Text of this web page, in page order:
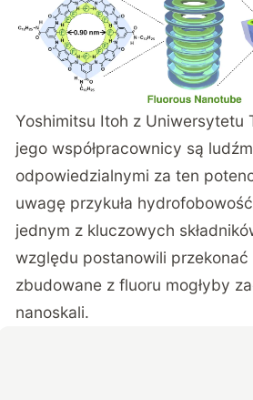
Yoshimitsu Itoh z Uniwersytetu
jego współpracownicy są
odpowiedzialnymi za ten
uwagę przykuła
jednym z kluczowych
względu postanowili
zbudowane z fluoru mogłyby
nanoskali.